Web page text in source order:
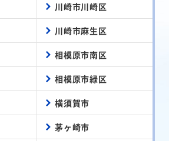
川崎市川崎区
川崎市麻生区
相模原市南区
相模原市緑区
横須賀市
茅ヶ崎市